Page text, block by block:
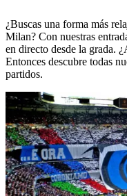
¿Buscas una forma más
Milan? Con nuestras
en directo desde la grada.
Entonces descubre todas
partidos.